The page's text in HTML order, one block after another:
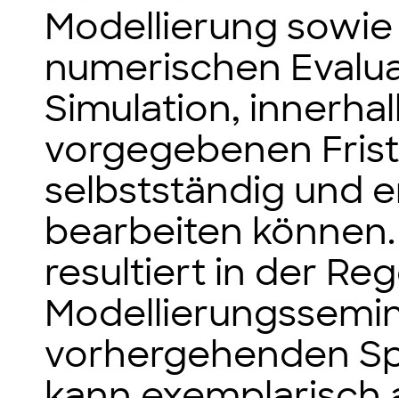
Modellierung
numerischen
Simulation,
vorgegebenen Frist
selbstständig und
bearbeiten
resultiert in der
vorhergehenden